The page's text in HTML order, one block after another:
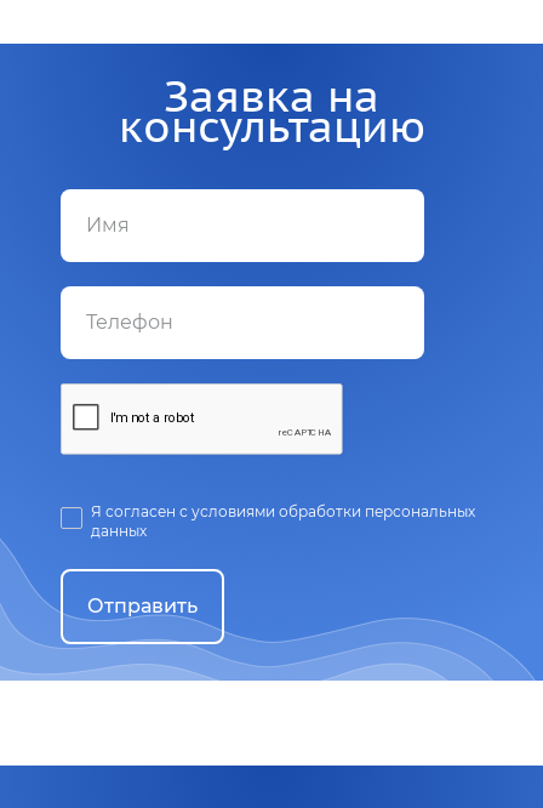
Заявка на
консультацию
Я согласен с условиями обработки персональных
данных
Отправить